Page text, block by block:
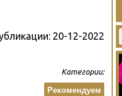
20-12-2022
Категории:
Рекомендуем